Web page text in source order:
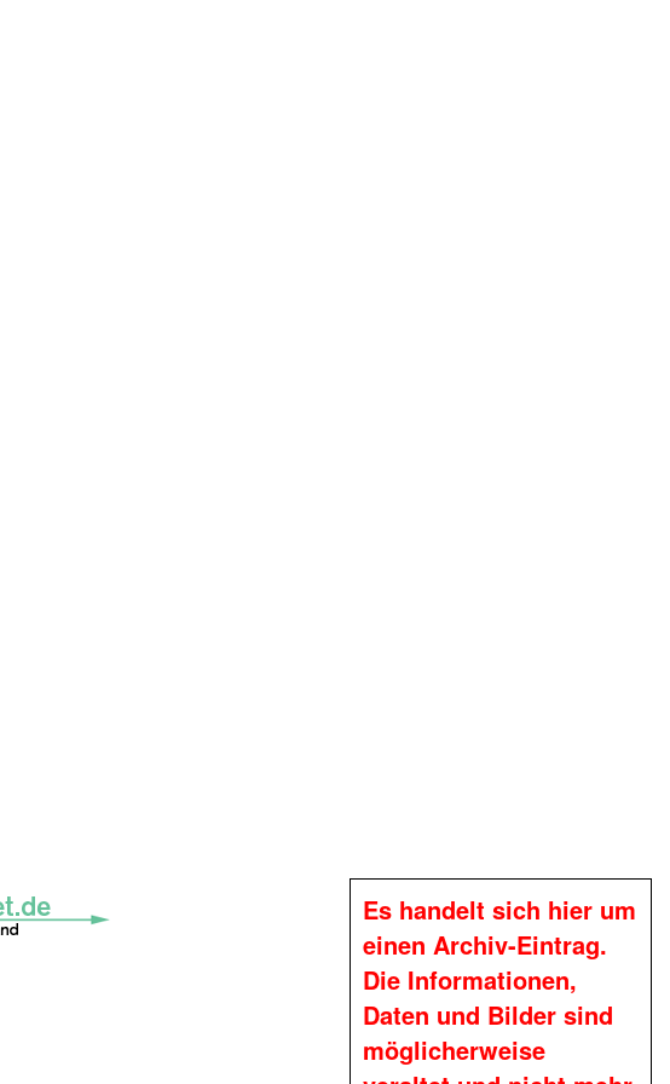
Es handelt sich hier um
einen Archiv-Eintrag.
Die Informationen,
Daten und Bilder sind
möglicherweise